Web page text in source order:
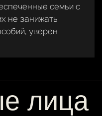
семьи с
не занижать
уверен
лица